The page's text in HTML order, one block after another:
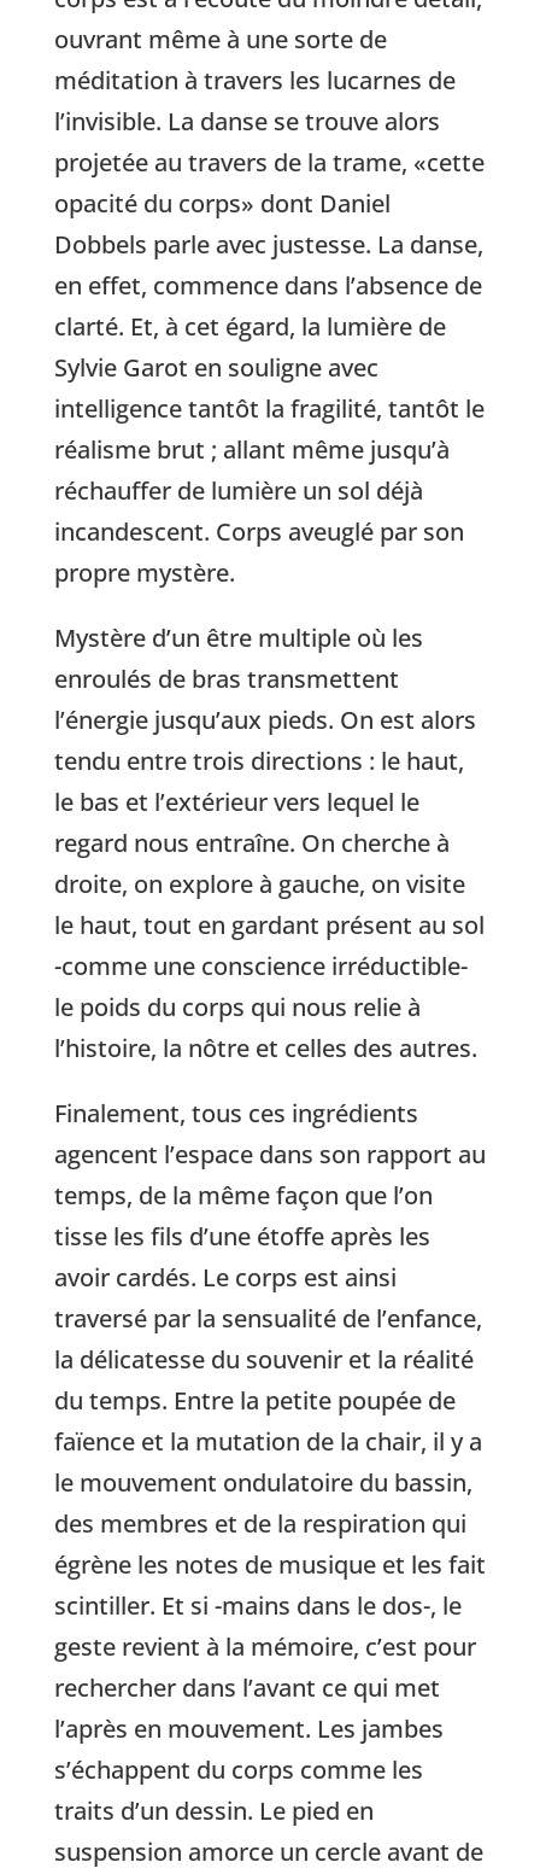
ouvrant même à une sorte de
méditation à travers les lucarnes de
l’invisible. La danse se trouve alors
projetée au travers de la trame, «cette
opacité du corps» dont Daniel
Dobbels parle avec justesse. La danse,
en effet, commence dans l’absence de
clarté. Et, à cet égard, la lumière de
Sylvie Garot en souligne avec
intelligence tantôt la fragilité, tantôt le
réalisme brut ; allant même jusqu’à
réchauffer de lumière un sol déjà
incandescent. Corps aveuglé par son
propre mystère.
Mystère d’un être multiple où les
enroulés de bras transmettent
l’énergie jusqu’aux pieds. On est alors
tendu entre trois directions : le haut,
le bas et l’extérieur vers lequel le
regard nous entraîne. On cherche à
droite, on explore à gauche, on visite
le haut, tout en gardant présent au sol
-comme une conscience irréductible-
le poids du corps qui nous relie à
l’histoire, la nôtre et celles des autres.
Finalement, tous ces ingrédients
agencent l’espace dans son rapport au
temps, de la même façon que l’on
tisse les fils d’une étoffe après les
avoir cardés. Le corps est ainsi
traversé par la sensualité de l’enfance,
la délicatesse du souvenir et la réalité
du temps. Entre la petite poupée de
faïence et la mutation de la chair, il y a
le mouvement ondulatoire du bassin,
des membres et de la respiration qui
égrène les notes de musique et les fait
scintiller. Et si -mains dans le dos-, le
geste revient à la mémoire, c’est pour
rechercher dans l’avant ce qui met
l’après en mouvement. Les jambes
s’échappent du corps comme les
traits d’un dessin. Le pied en
suspension amorce un cercle avant de